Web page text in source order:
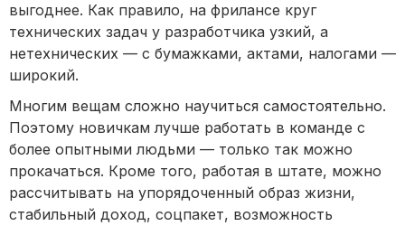
выгоднее. Как правило, на фрилансе круг
технических задач у разработчика узкий, а
нетехнических — с бумажками, актами, налогами —
широкий.
Многим вещам сложно научиться самостоятельно.
Поэтому новичкам лучше работать в команде с
более опытными людьми — только так можно
прокачаться. Кроме того, работая в штате, можно
рассчитывать на упорядоченный образ жизни,
стабильный доход, соцпакет, возможность